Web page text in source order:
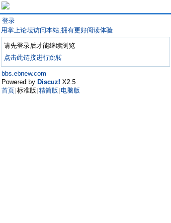
登录
用掌上论坛访问本站,拥有更好阅读体验
请先登录后才能继续浏览
点击此链接进行跳转
bbs.ebnew.com
Powered by Discuz! X2.5
首页 标准版 精简版 电脑版